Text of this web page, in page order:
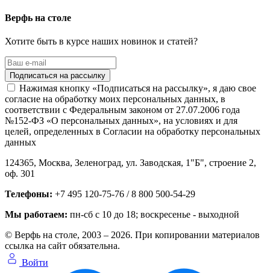
Верфь на столе
Хотите быть в курсе наших новинок и статей?
Нажимая кнопку «Подписаться на рассылку», я даю свое
согласие на обработку моих персональных данных, в
соответствии с Федеральным законом от 27.07.2006 года
№152-ФЗ «О персональных данных», на условиях и для
целей, определенных в Согласии на обработку персональных
данных
124365, Москва, Зеленоград, ул. Заводская, 1"Б", строение 2,
оф. 301
Телефоны: +7 495 120-75-76 / 8 800 500-54-29
Мы работаем: пн-сб с 10 до 18; воскресенье - выходной
© Верфь на столе, 2003 – 2026. При копировании материалов
ссылка на сайт обязательна.
Войти